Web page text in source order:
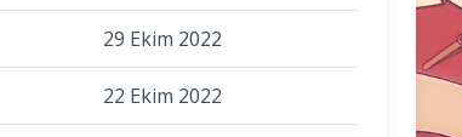
29 Ekim 2022
22 Ekim 2022